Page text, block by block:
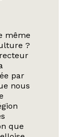
même
?
par
nous
que